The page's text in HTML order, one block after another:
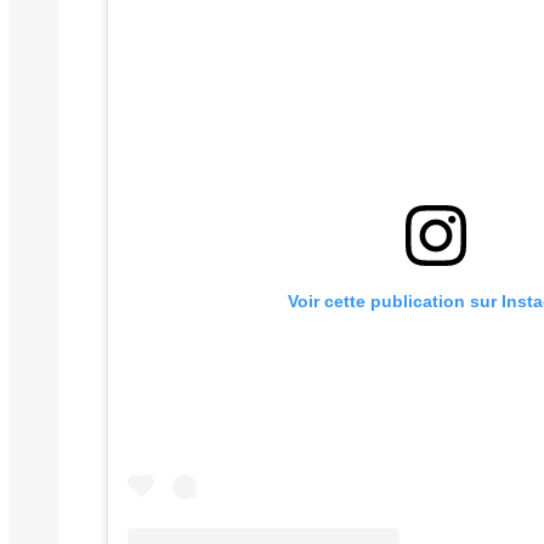
Voir cette publication sur